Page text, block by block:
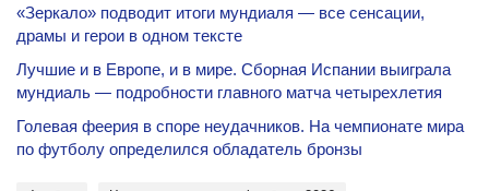
«Зеркало» подводит итоги мундиаля — все сенсации,
драмы и герои в одном тексте
Лучшие и в Европе, и в мире. Сборная Испании выиграла
мундиаль — подробности главного матча четырехлетия
Голевая феерия в споре неудачников. На чемпионате мира
по футболу определился обладатель бронзы